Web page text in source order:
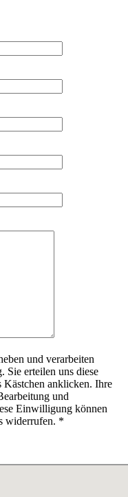
und verarbeiten
erteilen uns diese
Kästchen anklicken. Ihre
und
Einwilligung können
widerrufen. *